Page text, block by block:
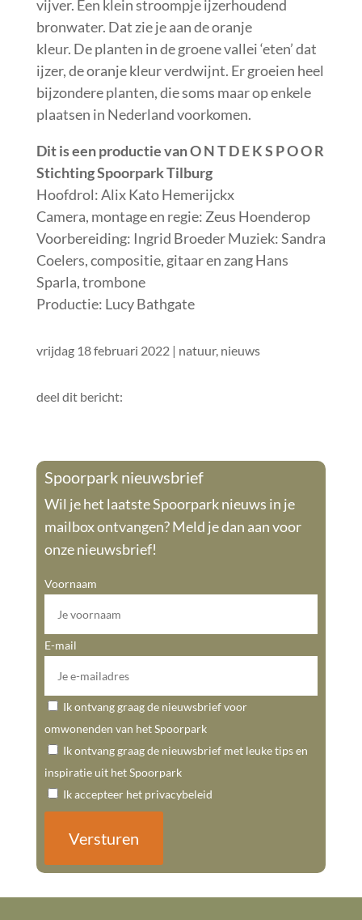
vijver. Een klein stroompje ijzerhoudend
bronwater. Dat zie je aan de oranje
kleur. De planten in de groene vallei ‘eten’ dat
ijzer, de oranje kleur verdwijnt. Er groeien heel
bijzondere planten, die soms maar op enkele
plaatsen in Nederland voorkomen.
Dit is een productie van O N T D E K S P O O R
Stichting Spoorpark Tilburg
Hoofdrol: Alix Kato Hemerijckx
Camera, montage en regie: Zeus Hoenderop
Voorbereiding: Ingrid Broeder Muziek: Sandra
Coelers, compositie, gitaar en zang Hans
Sparla, trombone
Productie: Lucy Bathgate
vrijdag 18 februari 2022| natuur, nieuws
deel dit bericht:
Spoorpark nieuwsbrief
Wil je het laatste Spoorpark nieuws in je
mailbox ontvangen? Meld je dan aan voor
onze nieuwsbrief!
Voornaam
E-mail
Ik ontvang graag de nieuwsbrief voor
omwonenden van het Spoorpark
Ik ontvang graag de nieuwsbrief met leuke tips en
inspiratie uit het Spoorpark
Ik accepteer het privacybeleid